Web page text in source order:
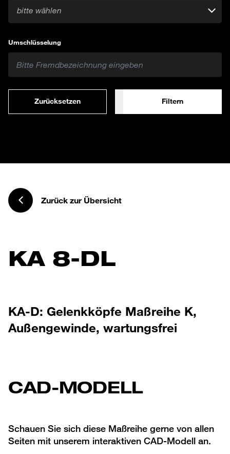
bitte wählen
Umschlüsselung
Zurücksetzen Filtern
Zurück zur Übersicht
KA 8-DL
KA-D: Gelenkköpfe Maßreihe K,
Außengewinde, wartungsfrei
CAD-MODELL
Schauen Sie sich diese Maßreihe gerne von allen
Seiten mit unserem interaktiven CAD-Modell an.